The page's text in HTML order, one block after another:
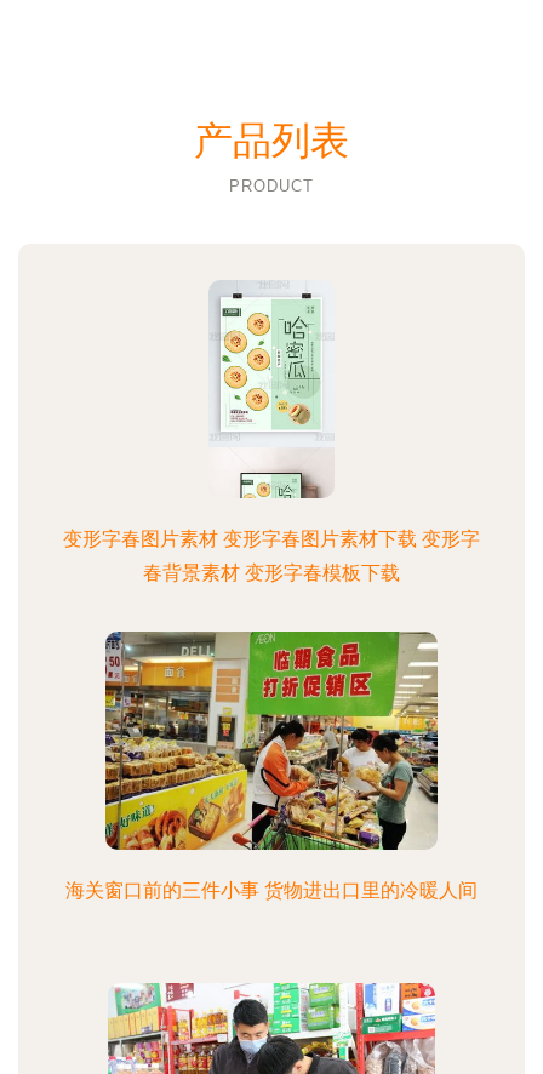
产品列表
PRODUCT
变形字春图片素材 变形字春图片素材下载 变形字
春背景素材 变形字春模板下载
海关窗口前的三件小事 货物进出口里的冷暖人间